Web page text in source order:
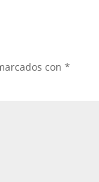
con*